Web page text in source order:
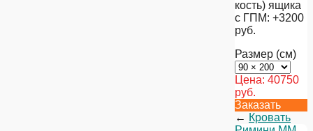
кость) ящика
с ГПМ: +3200
руб.
Размер (см)
Цена: 40750
руб.
Заказать
← Кровать